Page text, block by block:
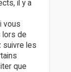
il y a
vous
lors de
suivre les
que